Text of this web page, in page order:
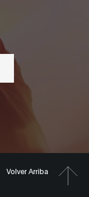
Volver Arriba